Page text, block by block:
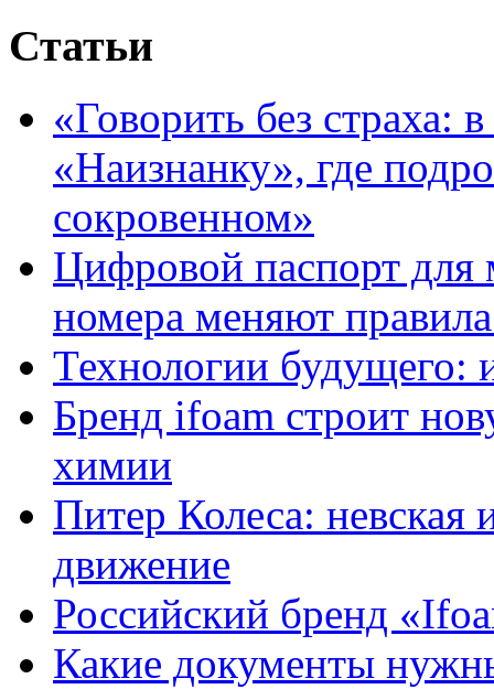
Статьи
«Говорить без страха:
«Наизнанку», где
сокровенном»
Цифровой паспорт для
номера меняют
Технологии будущего:
Бренд ifoam строит
химии
Питер Колеса: невская
движение
Российский бренд
Какие документы